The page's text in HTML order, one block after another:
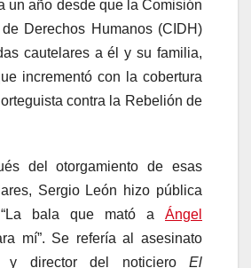
un año desde que la Comisión
de Derechos Humanos (CIDH)
cautelares a él y su familia,
incrementó con la cobertura
contra la Rebelión de
del otorgamiento de esas
Sergio León hizo pública
bala que mató a Ángel
mí”. Se refería al asesinato
y director del noticiero El